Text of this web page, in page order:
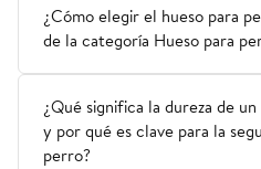
¿Cómo elegir el hueso para
de la categoría Hueso para
¿Qué significa la dureza de
y por qué es clave para la
perro?